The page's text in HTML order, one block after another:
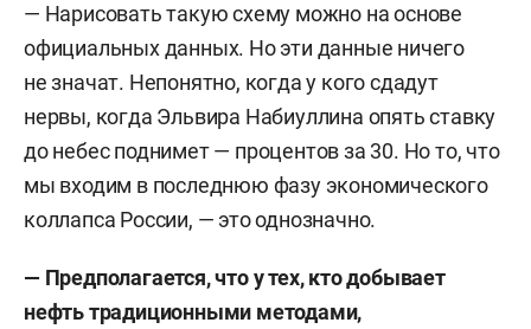
— Нарисовать такую схему можно на основе
официальных данных. Но эти данные ничего
не значат. Непонятно, когда у кого сдадут
нервы, когда Эльвира Набиуллина опять ставку
до небес поднимет — процентов за 30. Но то, что
мы входим в последнюю фазу экономического
коллапса России, — это однозначно.
— Предполагается, что у тех, кто добывает
нефть традиционными методами,